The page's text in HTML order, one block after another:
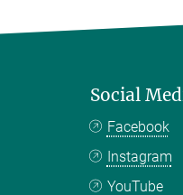
Social
Facebook
Instagram
YouTube